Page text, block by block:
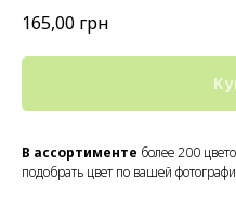
165,00 грн
В ассортименте более 200
подобрать цвет по вашей